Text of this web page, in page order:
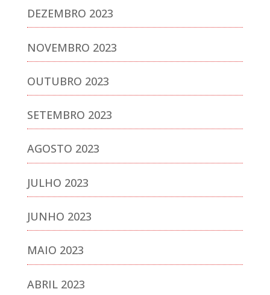
DEZEMBRO 2023
NOVEMBRO 2023
OUTUBRO 2023
SETEMBRO 2023
AGOSTO 2023
JULHO 2023
JUNHO 2023
MAIO 2023
ABRIL 2023